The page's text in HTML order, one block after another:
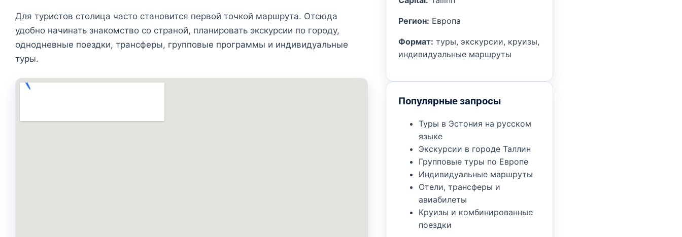
Для туристов столица часто становится первой точкой маршрута. Отсюда
удобно начинать знакомство со страной, планировать экскурсии по городу,
однодневные поездки, трансферы, групповые программы и индивидуальные
туры.
Регион: Европа
Формат: туры, экскурсии, круизы,
индивидуальные маршруты
Популярные запросы
Туры в Эстония на русском
языке
Экскурсии в городе Таллин
Групповые туры по Европе
Индивидуальные маршруты
Отели, трансферы и
авиабилеты
Круизы и комбинированные
поездки